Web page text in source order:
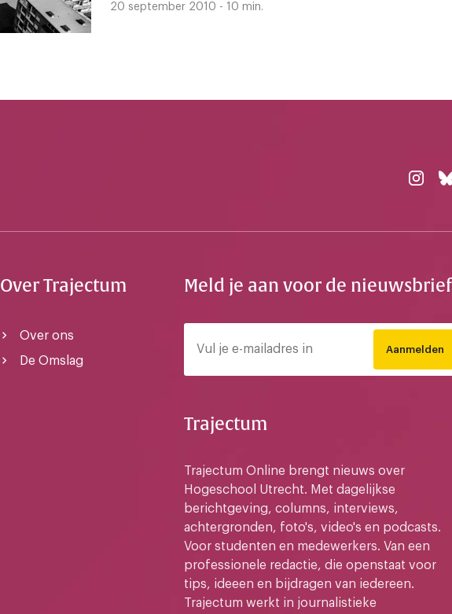
20 september 2010 - 10 min.
Over Trajectum
Over ons
De Omslag
Meld je aan voor de nieuwsbrief
Aanmelden
Trajectum
Trajectum Online brengt nieuws over
Hogeschool Utrecht. Met dagelijkse
berichtgeving, columns, interviews,
achtergronden, foto's, video's en podcasts.
Voor studenten en medewerkers. Van een
professionele redactie, die openstaat voor
tips, ideeen en bijdragen van iedereen.
Trajectum werkt in journalistieke